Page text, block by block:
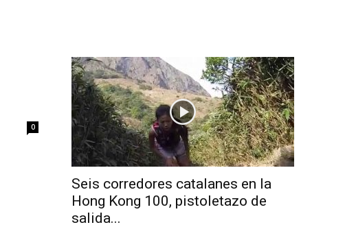
0
Seis corredores catalanes en la
Hong Kong 100, pistoletazo de
salida...